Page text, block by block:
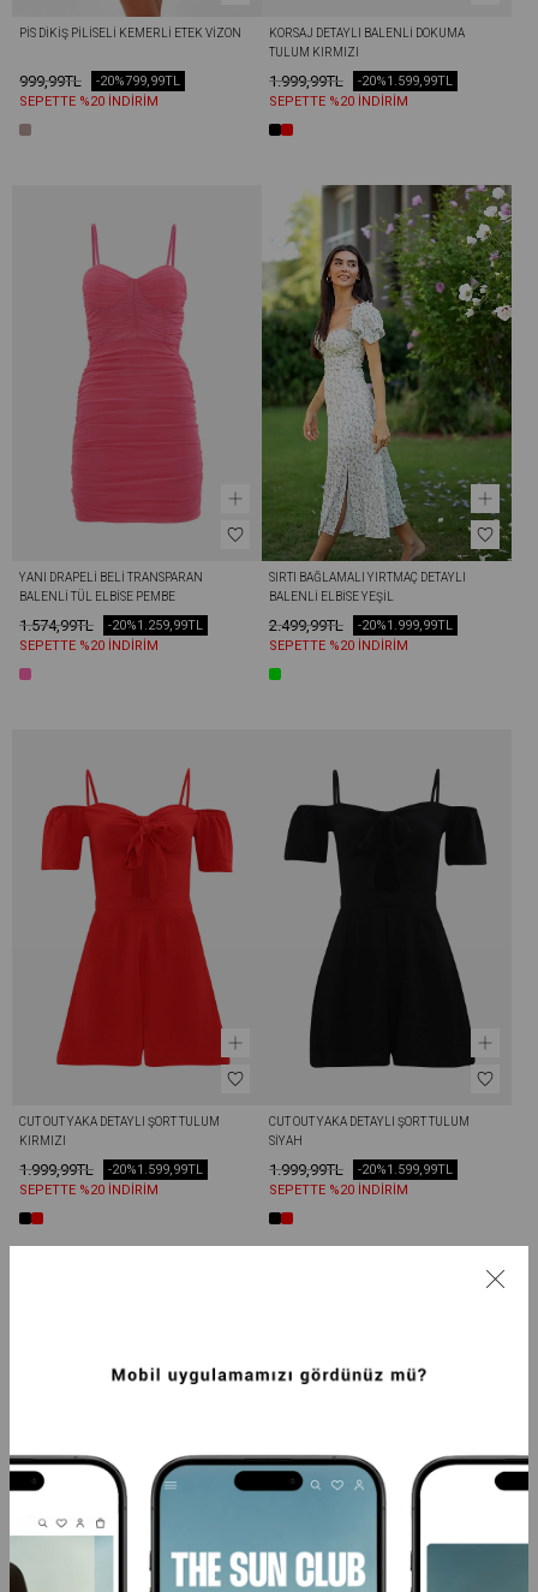
PIS DIKIŞ PILISELI KEMERLI ETEK VIZON
999,99TL 799,99TL
-20%
SEPETTE %20 İNDİRİM
KORSAJ DETAYLI BALENLI DOKUMA
TULUM KIRMIZI
1.999,99TL 1.599,99TL
-20%
SEPETTE %20 İNDİRİM
YANI DRAPELI BELI TRANSPARAN
BALENLI TÜL ELBISE PEMBE
1.574,99TL 1.259,99TL
-20%
SEPETTE %20 İNDİRİM
SIRTI BAĞLAMALI YIRTMAÇ DETAYLI
BALENLI ELBISE YEŞIL
2.499,99TL 1.999,99TL
-20%
SEPETTE %20 İNDİRİM
CUT OUT YAKA DETAYLI ŞORT TULUM
KIRMIZI
1.999,99TL 1.599,99TL
-20%
SEPETTE %20 İNDİRİM
CUT OUT YAKA DETAYLI ŞORT TULUM
SIYAH
1.999,99TL 1.599,99TL
-20%
SEPETTE %20 İNDİRİM